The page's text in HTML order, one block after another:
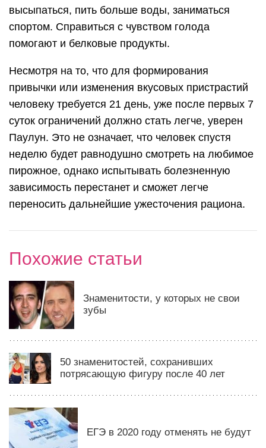
высыпаться, пить больше воды, заниматься
спортом. Справиться с чувством голода
помогают и белковые продукты.
Несмотря на то, что для формирования
привычки или изменения вкусовых пристрастий
человеку требуется 21 день, уже после первых 7
суток ограничений должно стать легче, уверен
Паулун. Это не означает, что человек спустя
неделю будет равнодушно смотреть на любимое
пирожное, однако испытывать болезненную
зависимость перестанет и сможет легче
переносить дальнейшие ужесточения рациона.
Похожие статьи
Знаменитости, у которых не свои
зубы
50 знаменитостей, сохранивших
потрясающую фигуру после 40 лет
ЕГЭ в 2020 году отменять не будут